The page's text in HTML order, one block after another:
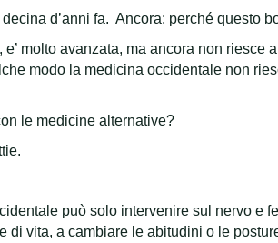
d’anni fa. Ancora: perché questo
molto avanzata, ma ancora non
modo la medicina occidentale non
le medicine alternative?
può solo intervenire sul nervo e
vita, a cambiare le abitudini o le